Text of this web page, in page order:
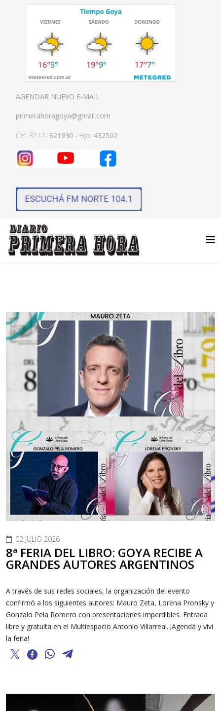
AGENDAR NUEVO E-MAIL
primerahoragoya@gmail.com
Cel: 3777- 621930 - Fijo: 432502
02 JULIO 2026
8ª FERIA DEL LIBRO: GOYA RECIBE A
GRANDES AUTORES ARGENTINOS
A través de sus redes sociales, la organización del evento
confirmó a los siguientes autores: Mauro Zeta, Lorena Pronsky y
Gonzalo Pela Romero con presentaciones imperdibles. Entrada
libre y gratuita en el Multiespacio Antonio Villarreal. ¡Agendá y viví
la feria!